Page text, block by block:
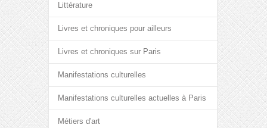
Littérature
Livres et chroniques pour ailleurs
Livres et chroniques sur Paris
Manifestations culturelles
Manifestations culturelles actuelles à Paris
Métiers d'art